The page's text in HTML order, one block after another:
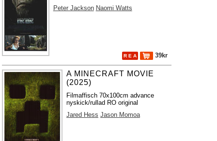
Peter Jackson Naomi Watts
R E A 39kr
A MINECRAFT MOVIE
(2025)
Filmaffisch 70x100cm advance
nyskick/rullad RO original
Jared Hess Jason Momoa